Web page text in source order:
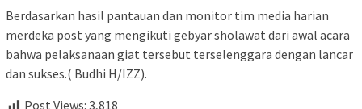
Berdasarkan hasil pantauan dan monitor tim media harian
merdeka post yang mengikuti gebyar sholawat dari awal acara
bahwa pelaksanaan giat tersebut terselenggara dengan lancar
dan sukses.( Budhi H/IZZ).
Post Views: 3,818